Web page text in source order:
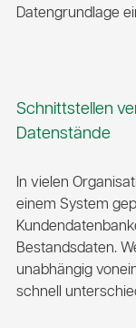
Datengrundlage
Schnittstellen
Datenstände
In vielen
einem System
Bestandsdaten.
unabhängig
schnell